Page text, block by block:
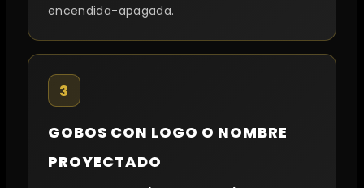
encendida-apagada.
3
GOBOS CON LOGO O NOMBRE
PROYECTADO